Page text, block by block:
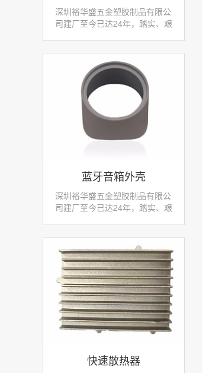
深圳裕华盛五金塑胶制品有限公
司建厂至今已达24年，踏实、艰
品零部件采用先进数控机床加工
使我们赢得了不少客...
蓝牙音箱外壳
深圳裕华盛五金塑胶制品有限公
司建厂至今已达24年，踏实、艰
品零部件采用先进数控机床加工
使我们赢得了不少客...
快速散热器